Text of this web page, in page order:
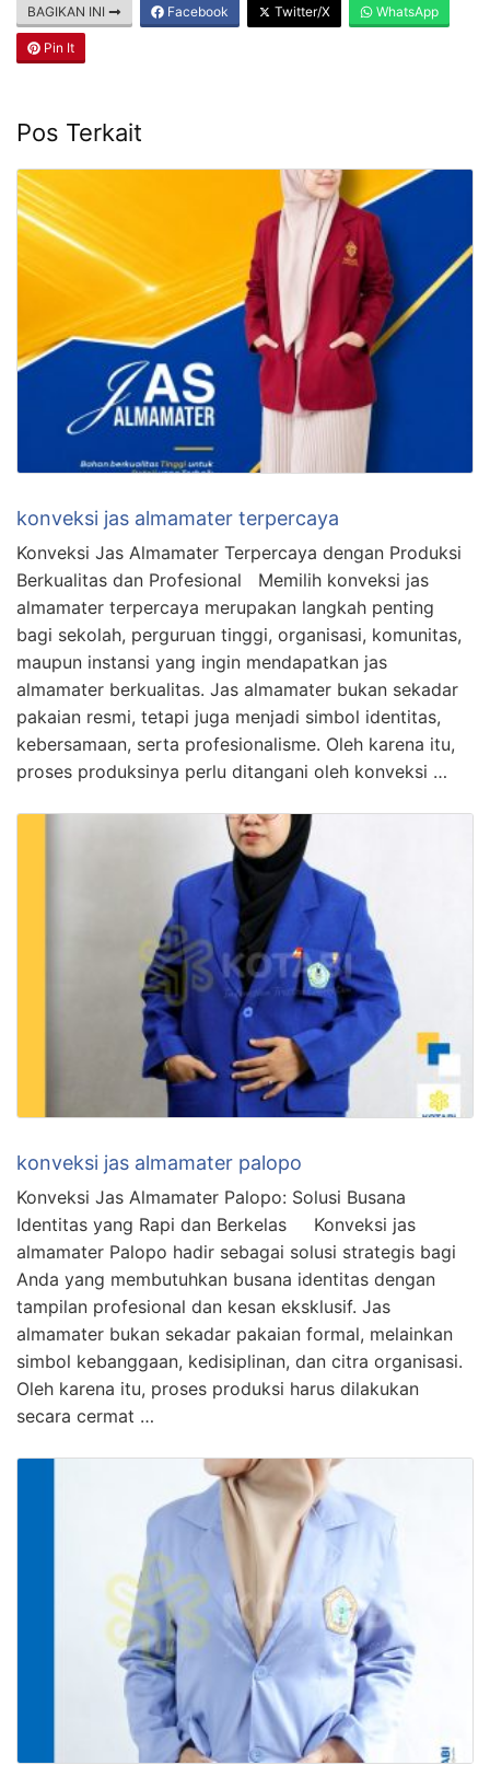
BAGIKAN INI Facebook Twitter/X WhatsApp
Pin It
Pos Terkait
konveksi jas almamater terpercaya
Konveksi Jas Almamater Terpercaya dengan Produksi
Berkualitas dan Profesional Memilih konveksi jas
almamater terpercaya merupakan langkah penting
bagi sekolah, perguruan tinggi, organisasi, komunitas,
maupun instansi yang ingin mendapatkan jas
almamater berkualitas. Jas almamater bukan sekadar
pakaian resmi, tetapi juga menjadi simbol identitas,
kebersamaan, serta profesionalisme. Oleh karena itu,
proses produksinya perlu ditangani oleh konveksi …
konveksi jas almamater palopo
Konveksi Jas Almamater Palopo: Solusi Busana
Identitas yang Rapi dan Berkelas Konveksi jas
almamater Palopo hadir sebagai solusi strategis bagi
Anda yang membutuhkan busana identitas dengan
tampilan profesional dan kesan eksklusif. Jas
almamater bukan sekadar pakaian formal, melainkan
simbol kebanggaan, kedisiplinan, dan citra organisasi.
Oleh karena itu, proses produksi harus dilakukan
secara cermat …